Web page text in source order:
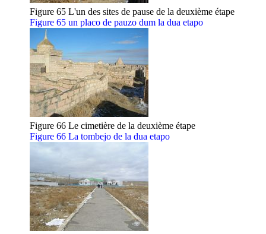
Figure 65 L'un des sites de pause de la deuxième étape
Figure 65 un placo de pauzo dum la dua etapo
Figure 66 Le cimetière de la deuxième étape
Figure 66 La tombejo de la dua etapo